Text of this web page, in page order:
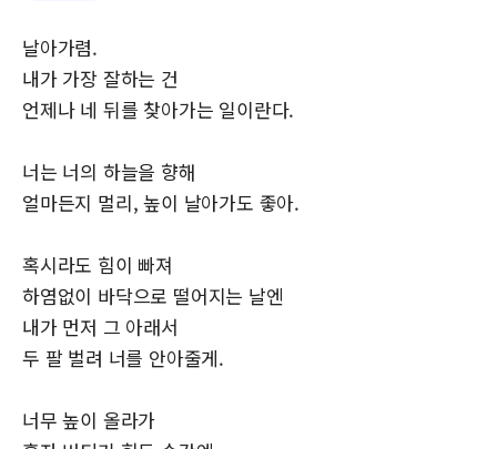
날아가렴.
내가 가장 잘하는 건
언제나 네 뒤를 찾아가는 일이란다.
너는 너의 하늘을 향해
얼마든지 멀리, 높이 날아가도 좋아.
혹시라도 힘이 빠져
하염없이 바닥으로 떨어지는 날엔
내가 먼저 그 아래서
두 팔 벌려 너를 안아줄게.
너무 높이 올라가